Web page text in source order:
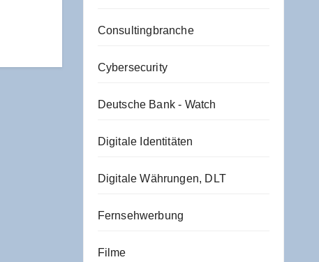
Consultingbranche
Cybersecurity
Deutsche Bank - Watch
Digitale Identitäten
Digitale Währungen, DLT
Fernsehwerbung
Filme